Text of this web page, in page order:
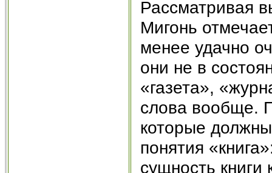
Рассматривая
Мигонь
менее удачно
они не в
«газета»,
слова вообще.
которые
понятия
сущность книги